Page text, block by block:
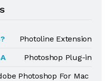
Photoline Extension
Photoshop Plug-in
Photoshop For Mac